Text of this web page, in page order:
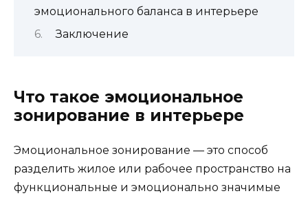
эмоционального баланса в интерьере
Заключение
Что такое эмоциональное
зонирование в интерьере
Эмоциональное зонирование — это способ
разделить жилое или рабочее пространство на
функциональные и эмоционально значимые